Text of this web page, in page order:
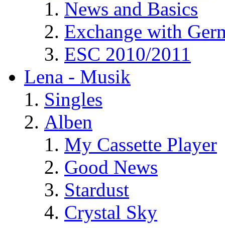
News and Basics
Exchange with
ESC 2010/2011
Lena - Musik
Singles
Alben
My Cassette Player
Good News
Stardust
Crystal Sky